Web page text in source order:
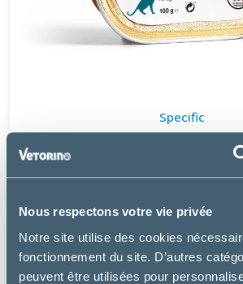
Nous respectons votre vie privée
Notre site utilise des cookies
fonctionnement du site. D’autres
peuvent être utilisées pour
Specific
FRW WEIGHT REDUCTION
11.49 €